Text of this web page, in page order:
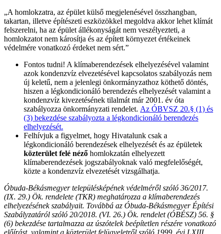
„A homlokzatra, az épület külső megjelenésével összhangban,
takartan, illetve építészeti eszközökkel megoldva akkor lehet klímát
felszerelni, ha az épület állékonyságát nem veszélyezteti, a
homlokzatot nem károsítja és az épített környezet értékeinek
védelmére vonatkozó érdeket nem sért.”
Fontos tudni! A klímaberendezések elhelyezésével valamint
azok kondenzvíz elvezetésével kapcsolatos szabályozás nem
új keletű, nem a jelenlegi önkormányzathoz köthető döntés,
hiszen a légkondicionáló berendezés elhelyezését valamint a
kondenzvíz kivezetésének tilalmát már 2001. év óta
szabályozza önkormányzati rendelet. Az ÓBVSZ 20.§ (1) és
(3) bekezdése szabályozta a légkondicionáló berendezés
elhelyezését.
Felhívjuk a figyelmet, hogy Hivatalunk csak a
légkondicionáló berendezések elhelyezését és az épületek
közterület felé néző homlokzatán elhelyezett
klímaberendezések jogszabályoknak való megfelelőségét,
közte a kondenzvíz elvezetését vizsgálhatja.
Óbuda-Békásmegyer településképének védelméről szóló 36/2017.
(IX. 29.) Ök. rendelete (TKR) meghatározza a klímaberendezés
elhelyezésének szabályait. Továbbá az Óbuda-Békásmegyer Építési
Szabályzatáról szóló 20/2018. (VI. 26.) Ök. rendelet (ÓBÉSZ) 56. §
(6) bekezdése tartalmazza az úszótelek beépítetlen részére vonatkozó
előírást, valamint a közterület felügyeletről szóló 1999. évi LXIII.